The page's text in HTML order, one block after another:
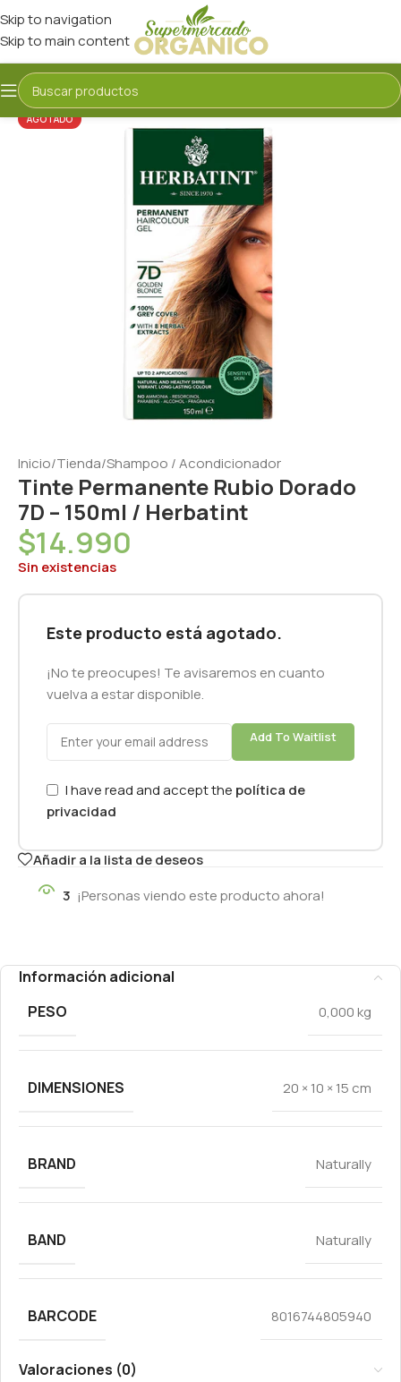
Skip to navigation
Skip to main content
AGOTADO
Inicio/Tienda/Shampoo / Acondicionador
Tinte Permanente Rubio Dorado
7D – 150ml / Herbatint
$14.990
Sin existencias
Este producto está agotado.
¡No te preocupes! Te avisaremos en cuanto
vuelva a estar disponible.
Add To Waitlist
I have read and accept the política de
privacidad
Añadir a la lista de deseos
3 ¡Personas viendo este producto ahora!
Información adicional
PESO
0,000 kg
DIMENSIONES 20 × 10 × 15 cm
BRAND Naturally
BAND Naturally
BARCODE 8016744805940
Valoraciones (0)